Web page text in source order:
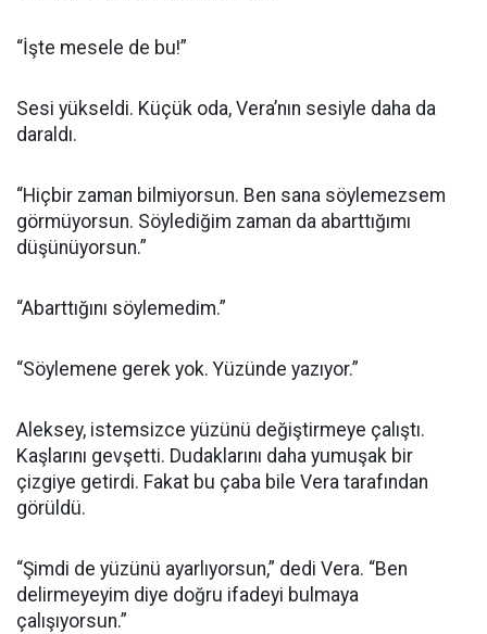
“İşte mesele de bu!”
Sesi yükseldi. Küçük oda, Vera’nın sesiyle daha da
daraldı.
“Hiçbir zaman bilmiyorsun. Ben sana söylemezsem
görmüyorsun. Söylediğim zaman da abarttığımı
düşünüyorsun.”
“Abarttığını söylemedim.”
“Söylemene gerek yok. Yüzünde yazıyor.”
Aleksey, istemsizce yüzünü değiştirmeye çalıştı.
Kaşlarını gevşetti. Dudaklarını daha yumuşak bir
çizgiye getirdi. Fakat bu çaba bile Vera tarafından
görüldü.
“Şimdi de yüzünü ayarlıyorsun,” dedi Vera. “Ben
delirmeyeyim diye doğru ifadeyi bulmaya
çalışıyorsun.”